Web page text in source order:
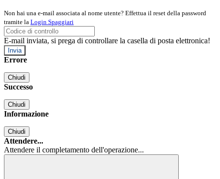
Non hai una e-mail associata al nome utente? Effettua il reset della password
tramite la Login Spaggiari
E-mail inviata, si prega di controllare la casella di posta elettronica!
Errore
Chiudi
Successo
Chiudi
Informazione
Chiudi
Attendere...
Attendere il completamento dell'operazione...